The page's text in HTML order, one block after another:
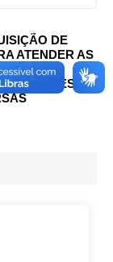
DE
ATENDER AS
DO
MESES,